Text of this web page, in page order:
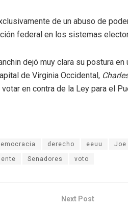
de un abuso de
federal en los sistemas
dejó muy clara su postura en
de Virginia Occidental,
en contra de la Ley para el
derecho eeuu Joe
Senadores voto
Next Post